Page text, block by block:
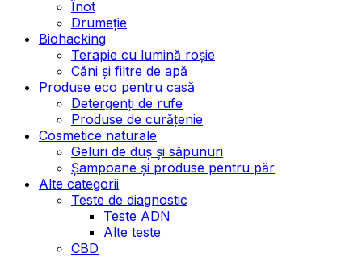
Înot
Drumeție
Biohacking
Terapie cu lumină roșie
Căni și filtre de apă
Produse eco pentru casă
Detergenți de rufe
Produse de curățenie
Cosmetice naturale
Geluri de duș și săpunuri
Șampoane și produse pentru păr
Alte categorii
Teste de diagnostic
Teste ADN
Alte teste
CBD